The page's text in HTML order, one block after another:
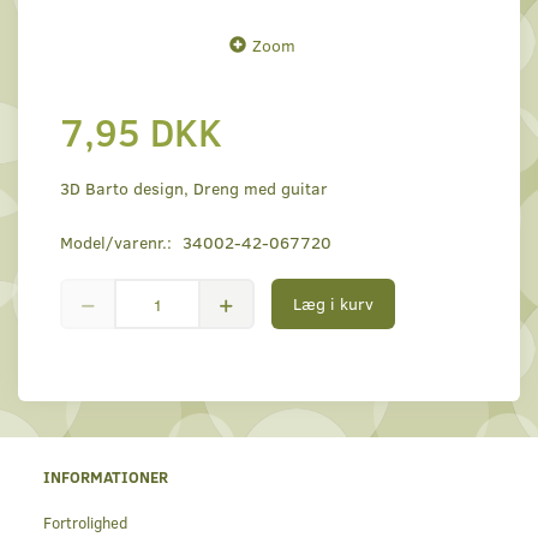
Zoom
7,95 DKK
3D Barto design, Dreng med guitar
Model/varenr.: 34002-42-067720
Læg i kurv
INFORMATIONER
Fortrolighed